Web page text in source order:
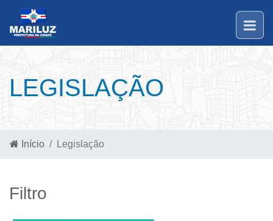
LEGISLAÇÃO
Início Legislação
Filtro